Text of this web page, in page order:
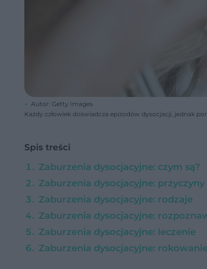
Autor: Getty Images
Każdy człowiek doświadcza epizodów dysocjacji, jednak
Spis treści
Zaburzenia dysocjacyjne: czym są?
Zaburzenia dysocjacyjne: przyczyny
Zaburzenia dysocjacyjne: rodzaje
Zaburzenia dysocjacyjne:
Zaburzenia dysocjacyjne: leczenie
Zaburzenia dysocjacyjne: rokowanie